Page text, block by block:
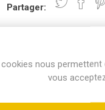
Partager:
nous
vous